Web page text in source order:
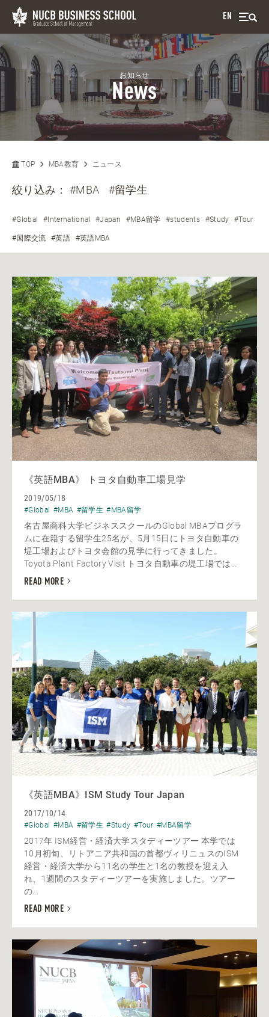
EN
お知らせ
News
TOP MBA教育 ニュース
絞り込み：#MBA #留学生
#Global #International #Japan #MBA留学 #students #Study #Tour
#国際交流 #英語 #英語MBA
《英語MBA》 トヨタ自動車工場見学
2019/05/18
#Global #MBA #留学生 #MBA留学
名古屋商科大学ビジネススクールのGlobal MBAプログラ
ムに在籍する留学生25名が、5月15日にトヨタ自動車の
堤工場およびトヨタ会館の見学に行ってきました。
Toyota Plant Factory Visit トヨタ自動車の堤工場では...
READ MORE
《英語MBA》ISM Study Tour Japan
2017/10/14
#Global #MBA #留学生 #Study #Tour #MBA留学
2017年 ISM経営・経済大学スタディーツアー 本学では
10月初旬、リトアニア共和国の首都ヴィリニュスのISM
経営・経済大学から11名の学生と1名の教授を迎え入
れ、1週間のスタディーツアーを実施しました。ツアー
の...
READ MORE